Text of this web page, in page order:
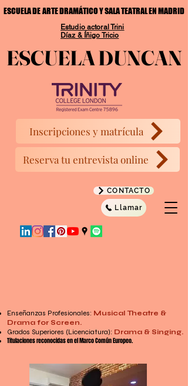
CONTACTO
Llamar
Reserva tu entrevista online
ESCUELA DE ARTE DRAMÁTICO Y SALA TEATRAL EN MADRID
ESCUELA DE ARTE DRAMÁTICO Y SALA TEATRAL EN MADRID
ESCUELA DUNCAN
ESCUELA DUNCAN
Inscripciones y matrícula
Estudio actoral Trini
Díaz & Íñigo Tricio
Enseñanzas Profesionales: Musical Theatre &
Drama for Screen.
Grados Superiores (Licenciatura): Drama & Singing.
Titulaciones reconocidas en el Marco Común Europeo.